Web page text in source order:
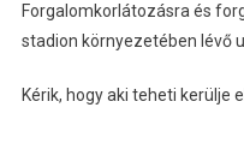
Forgalomkorlátozásra és
stadion környezetében lévő
Kérik, hogy aki teheti kerülje